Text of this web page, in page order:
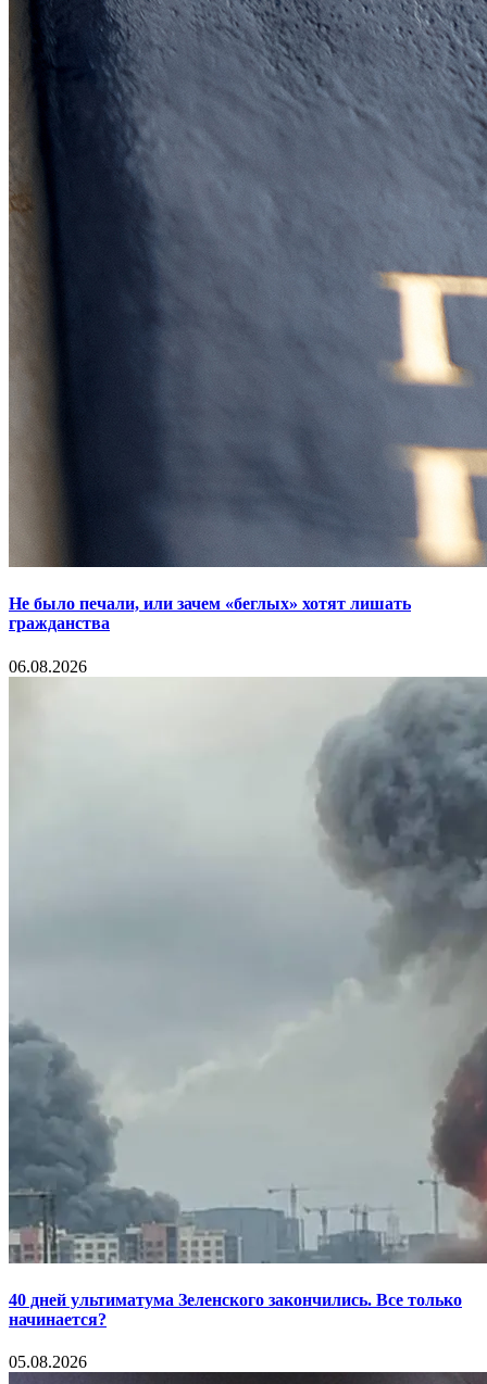
Не было печали, или зачем «беглых» хотят лишать
гражданства
06.08.2026
40 дней ультиматума Зеленского закончились. Все только
начинается?
05.08.2026